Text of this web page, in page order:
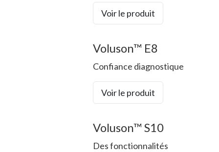
Voir le produit
Voluson™ E8
Confiance diagnostique
Voir le produit
Voluson™ S10
Des fonctionnalités